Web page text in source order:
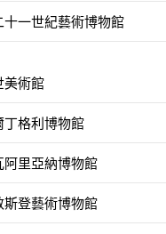
十一世紀藝術博物館
美術館
丁格利博物館
阿里亞納博物館
斯登藝術博物館